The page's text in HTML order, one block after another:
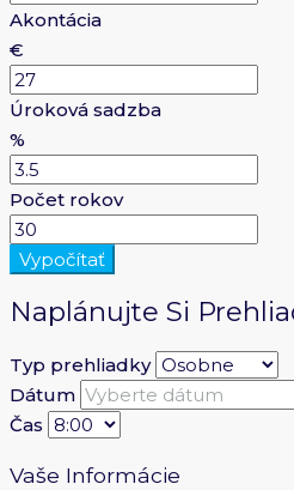
Akontácia
€
Úroková sadzba
%
Počet rokov
Vypočítať
Naplánujte Si
Typ prehliadky
Dátum
Čas
Vaše Informácie